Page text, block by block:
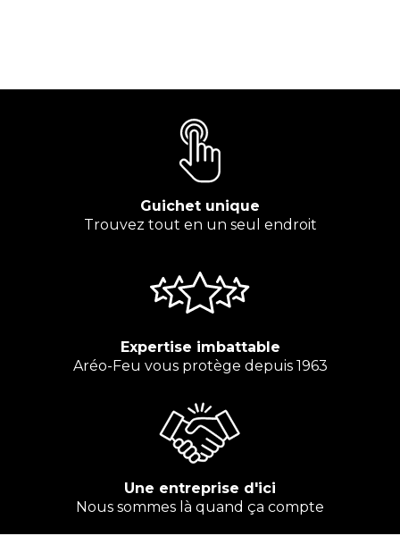
Guichet unique
Trouvez tout en un seul endroit
Expertise imbattable
Aréo-Feu vous protège depuis 1963
Une entreprise d'ici
Nous sommes là quand ça compte